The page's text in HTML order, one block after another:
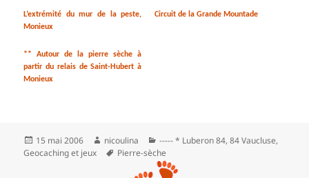
L’extrémité du mur de la peste,
Monieux
Circuit de la Grande Mountade
** Autour de la pierre sèche à
partir du relais de Saint-Hubert à
Monieux
Publié
le
15 mai 2006 Auteur
nicoulina Catégories
----- * Luberon 84,84 Vaucluse,
Geocaching et jeux
Mots-
clés
Pierre-sèche